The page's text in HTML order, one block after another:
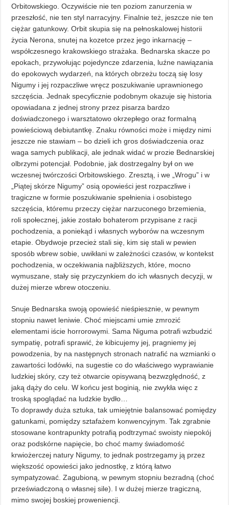
Orbitowskiego. Oczywiście nie ten poziom zanurzenia w
przeszłość, nie ten styl narracyjny. Finalnie też, jeszcze nie ten
ciężar gatunkowy. Orbit skupia się na pełnoskalowej historii
życia Nerona, snutej na kozetce przez jego inkarnację –
współczesnego krakowskiego strażaka. Bednarska skacze po
epokach, przywołując pojedyncze zdarzenia, luźne nawiązania
do epokowych wydarzeń, na których obrzeżu toczą się losy
Nigumy i jej rozpaczliwe wręcz poszukiwanie uprawnionego
szczęścia. Jednak specyficznie podobnym okazuje się historia
opowiadana z jednej strony przez pisarza bardzo
doświadczonego i warsztatowo okrzepłego oraz formalną
powieściową debiutantkę. Znaku równości może i między nimi
jeszcze nie stawiam – bo dzieli ich gros doświadczenia oraz
waga samych publikacji, ale jednak widać w prozie Bednarskiej
olbrzymi potencjał. Podobnie, jak dostrzegalny był on we
wczesnej twórczości Orbitowskiego. Zresztą, i we „Wrogu” i w
„Piątej skórze Nigumy” osią opowieści jest rozpaczliwe i
tragiczne w formie poszukiwanie spełnienia i osobistego
szczęścia, któremu przeczy ciężar narzuconego brzemienia,
roli społecznej, jakie zostało bohaterom przypisane z racji
pochodzenia, a poniekąd i własnych wyborów na wczesnym
etapie. Obydwoje przecież stali się, kim się stali w pewien
sposób wbrew sobie, uwikłani w zależności czasów, w kontekst
pochodzenia, w oczekiwania najbliższych, które, mocno
wymuszane, stały się przyczynkiem do ich własnych decyzji, w
dużej mierze wbrew otoczeniu.
Snuje Bednarska swoją opowieść nieśpiesznie, w pewnym
stopniu nawet leniwie. Choć miejscami umie zmrozić
elementami iście horrorowymi. Sama Niguma potrafi wzbudzić
sympatię, potrafi sprawić, że kibicujemy jej, pragniemy jej
powodzenia, by na następnych stronach natrafić na wzmianki o
zawartości lodówki, na sugestie co do właściwego wyprawianie
ludzkiej skóry, czy też otwarcie opisywaną bezwzględność, z
jaką dąży do celu. W końcu jest boginią, nie zwykła więc z
troską spoglądać na ludzkie bydło…
To doprawdy duża sztuka, tak umiejętnie balansować pomiędzy
gatunkami, pomiędzy sztafażem konwencyjnym. Tak zgrabnie
stosowane kontrapunkty potrafią podtrzymać swoisty niepokój
oraz podskórne napięcie, bo choć mamy świadomość
krwiożerczej natury Nigumy, to jednak postrzegamy ją przez
większość opowieści jako jednostkę, z którą łatwo
sympatyzować. Zagubioną, w pewnym stopniu bezradną (choć
przeświadczoną o własnej sile). I w dużej mierze tragiczną,
mimo swojej boskiej proweniencji.